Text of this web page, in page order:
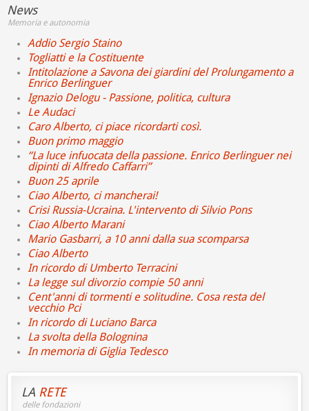
News
Memoria e autonomia
Addio Sergio Staino
Togliatti e la Costituente
Intitolazione a Savona dei giardini del Prolungamento a
Enrico Berlinguer
Ignazio Delogu - Passione, politica, cultura
Le Audaci
Caro Alberto, ci piace ricordarti così.
Buon primo maggio
“La luce infuocata della passione. Enrico Berlinguer nei
dipinti di Alfredo Caffarri”
Buon 25 aprile
Ciao Alberto, ci mancherai!
Crisi Russia-Ucraina. L'intervento di Silvio Pons
Ciao Alberto Marani
Mario Gasbarri, a 10 anni dalla sua scomparsa
Ciao Alberto
In ricordo di Umberto Terracini
La legge sul divorzio compie 50 anni
Cent'anni di tormenti e solitudine. Cosa resta del
vecchio Pci
In ricordo di Luciano Barca
La svolta della Bolognina
In memoria di Giglia Tedesco
LA RETE
delle fondazioni